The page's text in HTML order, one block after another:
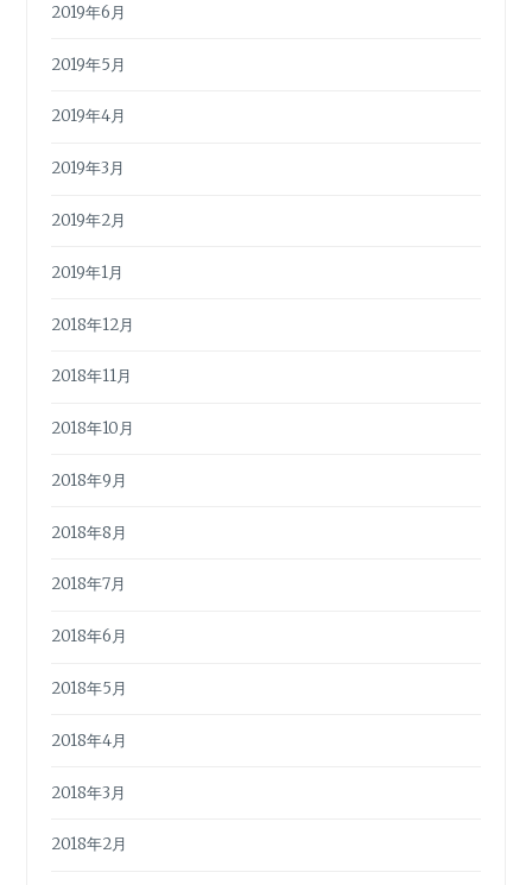
2019年6月
2019年5月
2019年4月
2019年3月
2019年2月
2019年1月
2018年12月
2018年11月
2018年10月
2018年9月
2018年8月
2018年7月
2018年6月
2018年5月
2018年4月
2018年3月
2018年2月